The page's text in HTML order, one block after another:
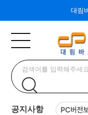
대림
공지사항